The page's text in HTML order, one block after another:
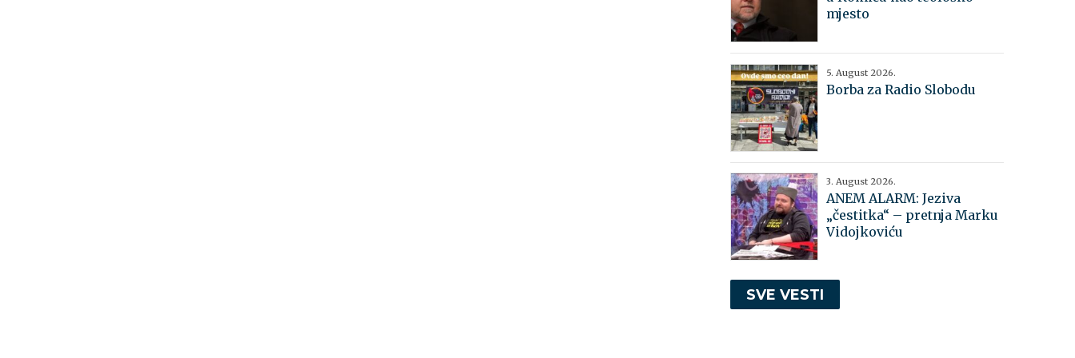
mjesto
5. August 2026.
Borba za Radio Slobodu
3. August 2026.
ANEM ALARM: Jeziva
„čestitka“ – pretnja Marku
Vidojkoviću
SVE VESTI